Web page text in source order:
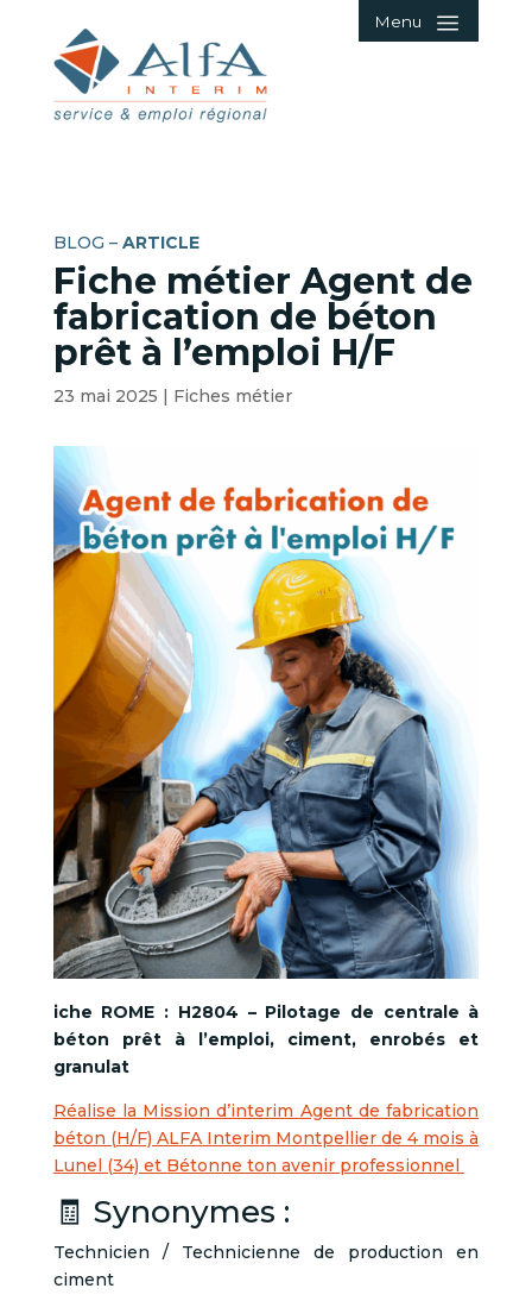
Menu
BLOG – ARTICLE
Fiche métier Agent de
fabrication de béton
prêt à l’emploi H/F
23 mai 2025 Fiches métier
iche ROME : H2804 – Pilotage de centrale à
béton prêt à l’emploi, ciment, enrobés et
granulat
Réalise la Mission d’interim Agent de fabrication
béton (H/F) ALFA Interim Montpellier de 4 mois à
Lunel (34) et Bétonne ton avenir professionnel
🧾 Synonymes :
Technicien / Technicienne de production en
ciment